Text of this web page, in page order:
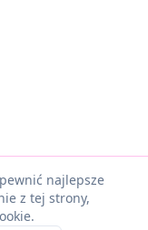
najlepsze
z tej strony,